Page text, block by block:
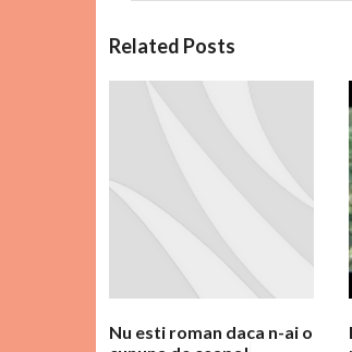
Related Posts
Nu esti roman daca n-ai o
C
t
a